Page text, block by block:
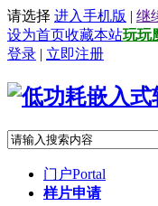
请选择 进入手机版 | 继
设为首页收藏本站玩玩
登录 | 立即注册
门户Portal
样片申请